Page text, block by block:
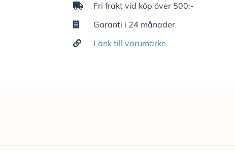
Fri frakt vid köp över 500:-
Garanti i 24 månader
Länk till varumärke